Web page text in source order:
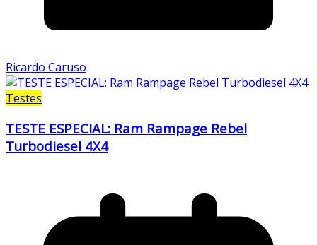
Ricardo Caruso
Testes
TESTE ESPECIAL: Ram Rampage Rebel
Turbodiesel 4X4